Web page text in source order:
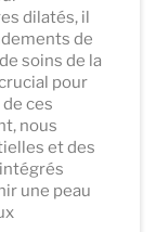
dilatés, il
de
soins de la
pour
ces
nous
et des
une peau